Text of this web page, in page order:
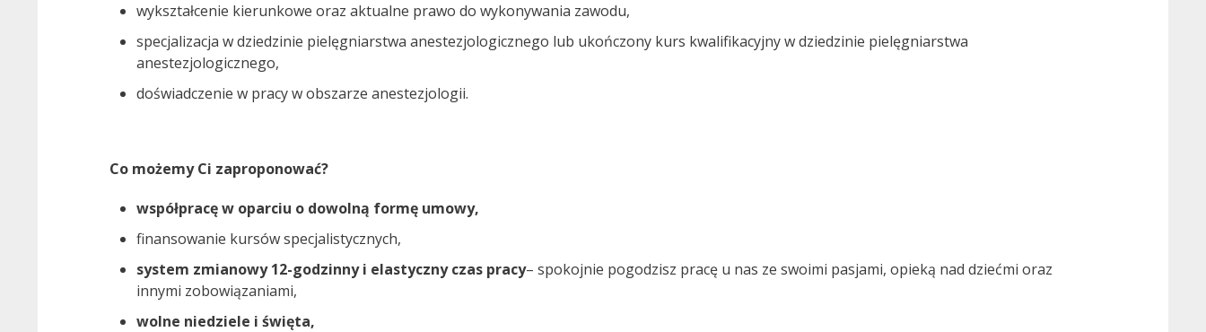
wykształcenie kierunkowe oraz aktualne prawo do wykonywania zawodu,
specjalizacja w dziedzinie pielęgniarstwa anestezjologicznego lub ukończony kurs kwalifikacyjny w dziedzinie pielęgniarstwa
anestezjologicznego,
doświadczenie w pracy w obszarze anestezjologii.
Co możemy Ci zaproponować?
współpracę w oparciu o dowolną formę umowy,
finansowanie kursów specjalistycznych,
system zmianowy 12-godzinny i elastyczny czas pracy– spokojnie pogodzisz pracę u nas ze swoimi pasjami, opieką nad dziećmi oraz
innymi zobowiązaniami,
wolne niedziele i święta,